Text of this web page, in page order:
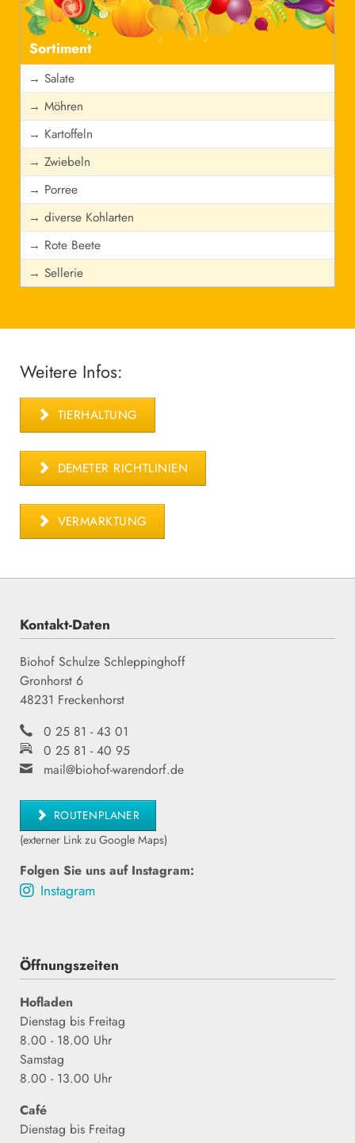
Sortiment
→ Salate
→ Möhren
→ Kartoffeln
→ Zwiebeln
→ Porree
→ diverse Kohlarten
→ Rote Beete
→ Sellerie
Weitere Infos:
TIERHALTUNG
DEMETER RICHTLINIEN
VERMARKTUNG
Kontakt-Daten
Biohof Schulze Schleppinghoff
Gronhorst 6
48231 Freckenhorst
0 25 81 - 43 01
0 25 81 - 40 95
mail@biohof-warendorf.de
ROUTENPLANER
(externer Link zu Google Maps)
Folgen Sie uns auf Instagram:
Instagram
Öffnungszeiten
Hofladen
Dienstag bis Freitag
8.00 - 18.00 Uhr
Samstag
8.00 - 13.00 Uhr
Café
Dienstag bis Freitag